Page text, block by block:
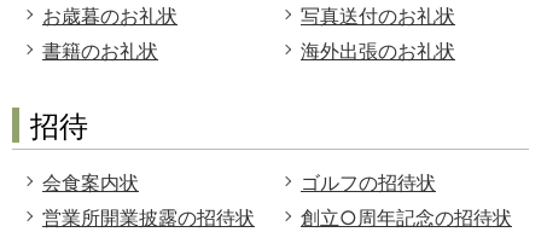
お歳暮のお礼状
写真送付のお礼状
書籍のお礼状
海外出張のお礼状
招待
会食案内状
ゴルフの招待状
営業所開業披露の招待状
創立○周年記念の招待状